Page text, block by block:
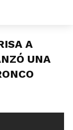
A
UNA